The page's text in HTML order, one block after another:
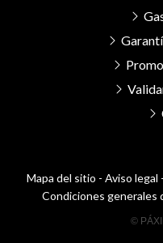
Mapa del sitio - Aviso legal -
Condiciones generales
©